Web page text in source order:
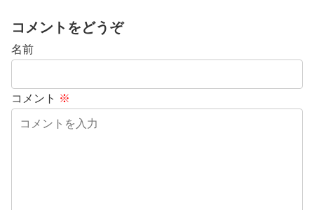
コメントをどうぞ
名前
コメント ※